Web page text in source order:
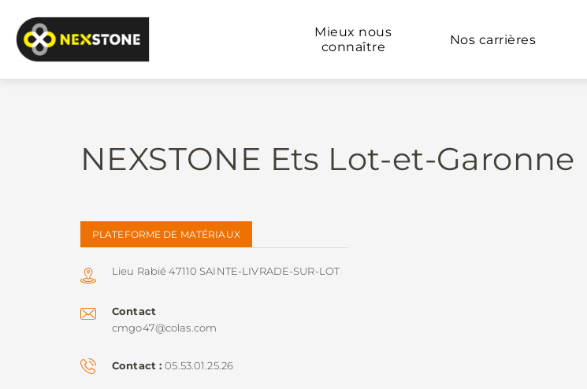
Mieux nous
connaître
Nos carrières
NEXSTONE Ets Lot-et-Garonne
PLATEFORME DE MATÉRIAUX
Lieu Rabié 47110 SAINTE-LIVRADE-SUR-LOT
Contact
cmgo47@colas.com
Contact 05.53.01.25.26